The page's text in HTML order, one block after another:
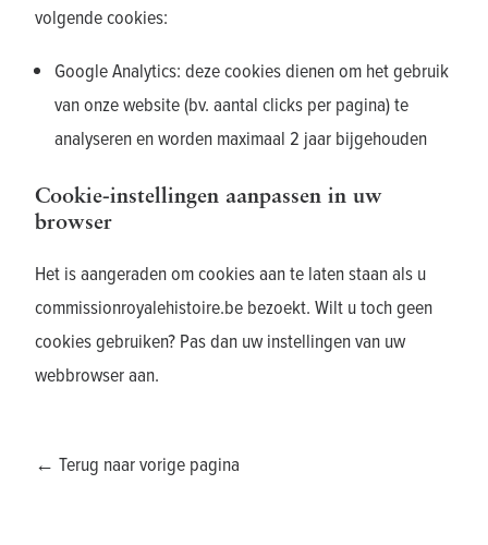
volgende cookies:
Google Analytics: deze cookies dienen om het gebruik
van onze website (bv. aantal clicks per pagina) te
analyseren en worden maximaal 2 jaar bijgehouden
Cookie-instellingen aanpassen in uw
browser
Het is aangeraden om cookies aan te laten staan als u
commissionroyalehistoire.be bezoekt. Wilt u toch geen
cookies gebruiken? Pas dan uw instellingen van uw
webbrowser aan.
← Terug naar vorige pagina